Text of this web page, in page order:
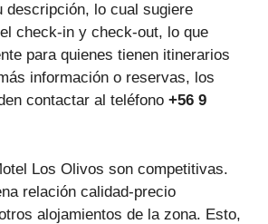
descripción, lo cual sugiere
check-in y check-out, lo que
para quienes tienen itinerarios
información o reservas, los
contactar al teléfono +56 9
Los Olivos son competitivas.
relación calidad-precio
alojamientos de la zona. Esto,